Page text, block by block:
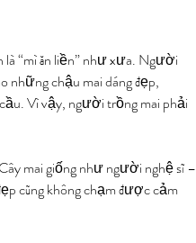
“mì ăn liền” như xưa. Người
những chậu mai dáng đẹp,
Vì vậy, người trồng mai phải
mai giống như người nghệ sĩ –
cũng không chạm được cảm